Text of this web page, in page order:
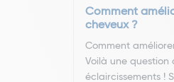
Comment
cheveux ?
Comment
Voilà une question
éclaircissements !